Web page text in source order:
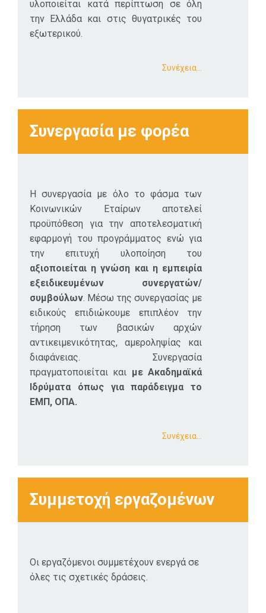
υλοποιείται κατά περίπτωση σε όλη
την Ελλάδα και στις θυγατρικές του
εξωτερικού.
Συνέχεια…
Συνεργασία με φορέα
Η συνεργασία με όλο το φάσμα των
Κοινωνικών Εταίρων αποτελεί
προϋπόθεση για την αποτελεσματική
εφαρμογή του προγράμματος ενώ για
την επιτυχή υλοποίηση του
αξιοποιείται η γνώση και η εμπειρία
εξειδικευμένων συνεργατών/
συμβούλων. Μέσω της συνεργασίας με
ειδικούς επιδιώκουμε επιπλέον την
τήρηση των βασικών αρχών
αντικειμενικότητας, αμεροληψίας και
διαφάνειας. Συνεργασία
πραγματοποιείται και με Ακαδημαϊκά
Ιδρύματα όπως για παράδειγμα το
ΕΜΠ, ΟΠΑ.
Συνέχεια…
Συμμετοχή εργαζομένων
Οι εργαζόμενοι συμμετέχουν ενεργά σε
όλες τις σχετικές δράσεις.